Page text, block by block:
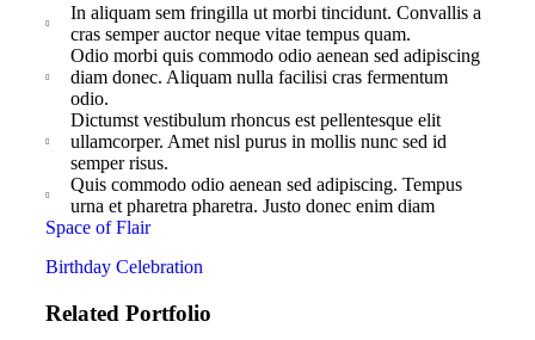
In aliquam sem fringilla ut morbi tincidunt. Convallis a
cras semper auctor neque vitae tempus quam.
Odio morbi quis commodo odio aenean sed adipiscing
diam donec. Aliquam nulla facilisi cras fermentum
odio.
Dictumst vestibulum rhoncus est pellentesque elit
ullamcorper. Amet nisl purus in mollis nunc sed id
semper risus.
Quis commodo odio aenean sed adipiscing. Tempus
urna et pharetra pharetra. Justo donec enim diam
Space of Flair
Birthday Celebration
Related Portfolio